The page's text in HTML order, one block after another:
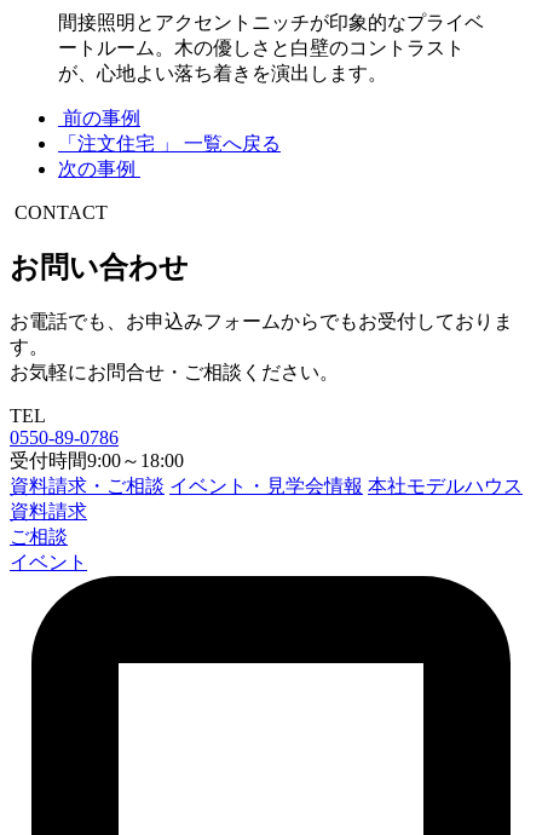
間接照明とアクセントニッチが印象的なプライベ
ートルーム。木の優しさと白壁のコントラスト
が、心地よい落ち着きを演出します。
前の事例
「注文住宅 」 一覧へ戻る
次の事例
CONTACT
お問い合わせ
お電話でも、お申込みフォームからでもお受付しておりま
す。
お気軽にお問合せ・ご相談ください。
TEL
0550-89-0786
受付時間9:00～18:00
資料請求・ご相談 イベント・見学会情報 本社モデルハウス
資料請求
ご相談
イベント